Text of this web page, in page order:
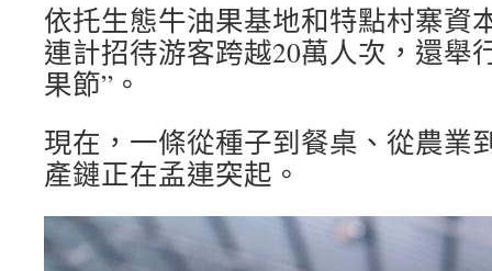
依托生態牛油果基地和特點村寨資
連計招待游客跨越20萬人次，還舉
果節”。
現在，一條從種子到餐桌、從農業
產鏈正在孟連突起。